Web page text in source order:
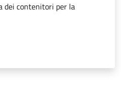
dei contenitori per la